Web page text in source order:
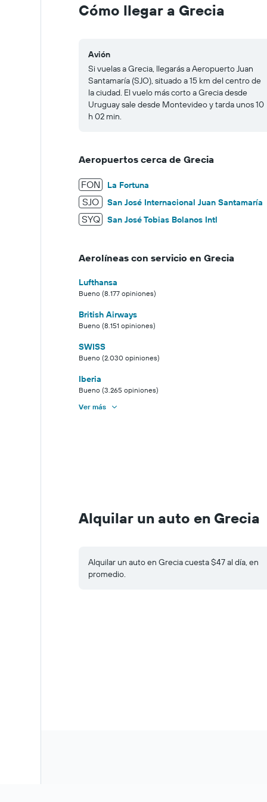
to
200.
Cómo llegar a Grecia
Avión
Si vuelas a Grecia, llegarás a Aeropuerto Juan
Santamaría (SJO), situado a 15 km del centro de
la ciudad. El vuelo más corto a Grecia desde
Uruguay sale desde Montevideo y tarda unos 10
h 02 min.
Aeropuertos cerca de Grecia
FON La Fortuna
SJO San José Internacional Juan Santamaría
SYQ San José Tobias Bolanos Intl
Aerolíneas con servicio en Grecia
Lufthansa
Bueno (8.177 opiniones)
British Airways
Bueno (8.151 opiniones)
SWISS
Bueno (2.030 opiniones)
Iberia
Bueno (3.265 opiniones)
Ver más
Alquilar un auto en Grecia
Alquilar un auto en Grecia cuesta $47 al día, en
promedio.